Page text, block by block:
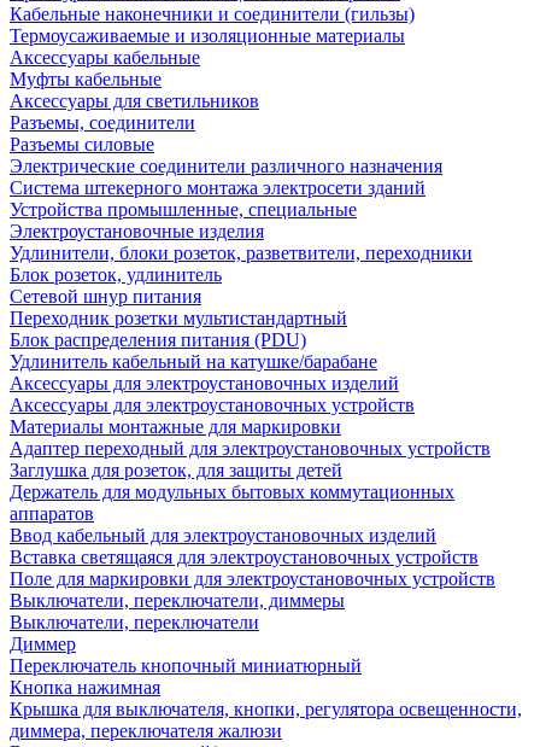
Кабельные наконечники и соединители (гильзы)
Термоусаживаемые и изоляционные материалы
Аксессуары кабельные
Муфты кабельные
Аксессуары для светильников
Разъемы, соединители
Разъемы силовые
Электрические соединители различного назначения
Система штекерного монтажа электросети зданий
Устройства промышленные, специальные
Электроустановочные изделия
Удлинители, блоки розеток, разветвители, переходники
Блок розеток, удлинитель
Сетевой шнур питания
Переходник розетки мультистандартный
Блок распределения питания (PDU)
Удлинитель кабельный на катушке/барабане
Аксессуары для электроустановочных изделий
Аксессуары для электроустановочных устройств
Материалы монтажные для маркировки
Адаптер переходный для электроустановочных устройств
Заглушка для розеток, для защиты детей
Держатель для модульных бытовых коммутационных
аппаратов
Ввод кабельный для электроустановочных изделий
Вставка светящаяся для электроустановочных устройств
Поле для маркировки для электроустановочных устройств
Выключатели, переключатели, диммеры
Выключатели, переключатели
Диммер
Переключатель кнопочный миниатюрный
Кнопка нажимная
Крышка для выключателя, кнопки, регулятора освещенности,
диммера, переключателя жалюзи